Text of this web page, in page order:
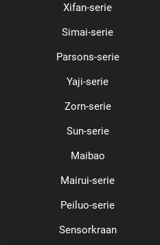
Xifan-serie
Simai-serie
Parsons-serie
Yaji-serie
Zorn-serie
Sun-serie
Maibao
Mairui-serie
Peiluo-serie
Sensorkraan